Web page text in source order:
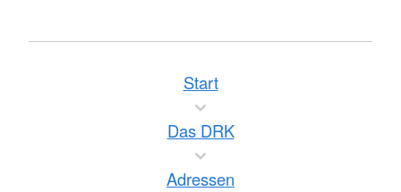
Start
Das DRK
Adressen